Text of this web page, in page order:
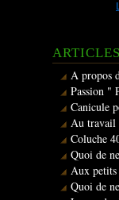
A propos
Passion "
Canicule
Au
Coluche
Quoi de
Aux
Quoi de